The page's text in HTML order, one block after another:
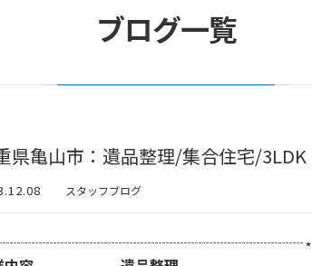
ブログ一覧
県亀山市：遺品整理/集合住宅/3LDK
スタッフブログ